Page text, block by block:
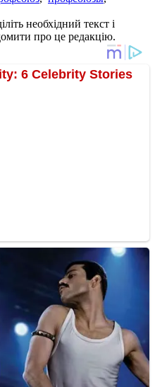
необхідний текст і
про це редакцію.